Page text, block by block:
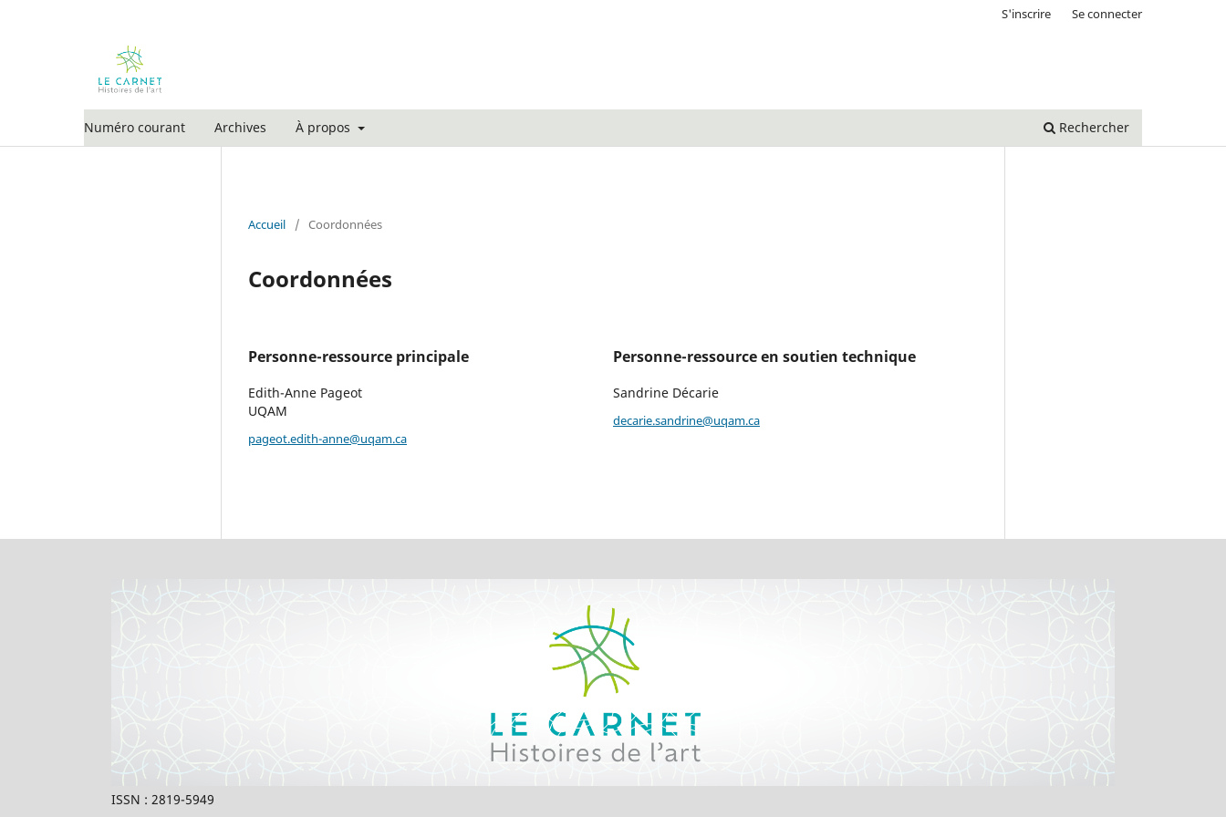
Numéro courant Archives À propos Rechercher
S'inscrire Se connecter
Accueil / Coordonnées
Coordonnées
Personne-ressource principale
Edith-Anne Pageot
UQAM
pageot.edith-anne@uqam.ca
Personne-ressource en soutien technique
Sandrine Décarie
decarie.sandrine@uqam.ca
ISSN : 2819-5949